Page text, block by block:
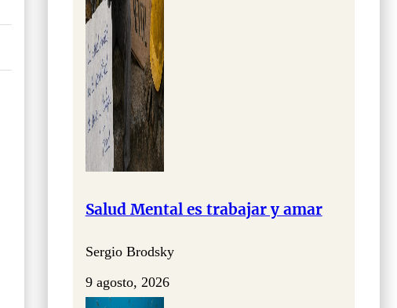
Salud Mental es trabajar y amar
Sergio Brodsky
9 agosto, 2026